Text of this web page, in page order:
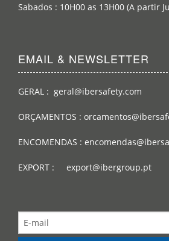
Sabados : 10H00 as 13H00 (A partir
EMAIL & NEWSLETTER
GERAL : geral@ibersafety.com
ORÇAMENTOS :
ENCOMENDAS :
EXPORT : export@ibergroup.pt